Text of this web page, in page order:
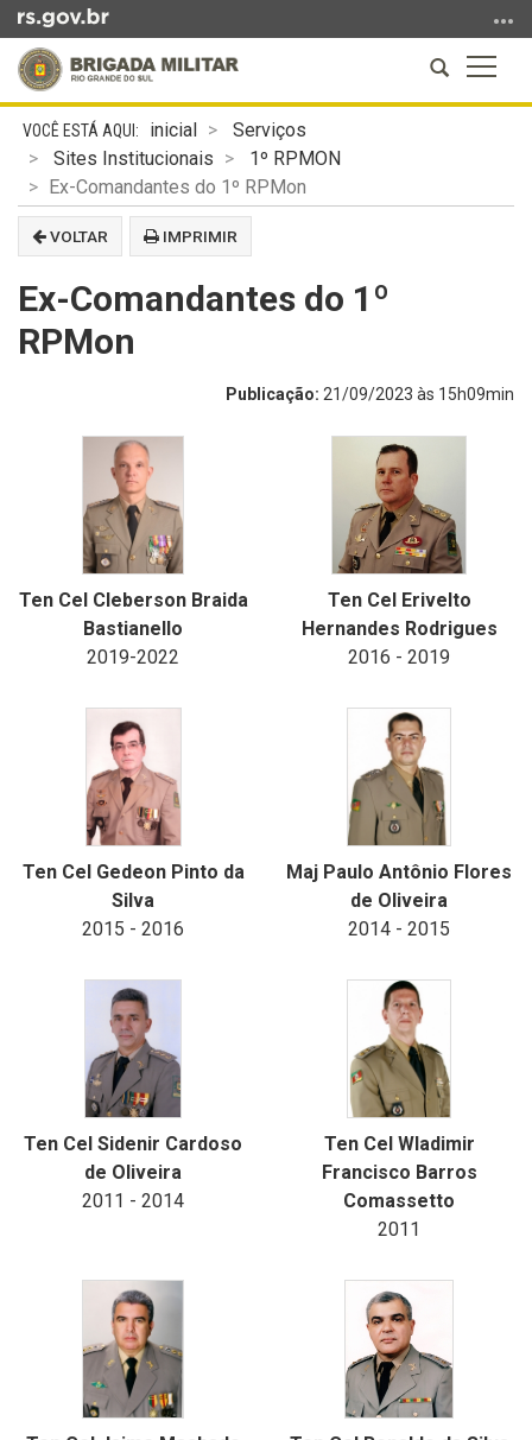
para
conteúdo
para
menu
busca
a
Abrir
a
Início
conteúdo
inicial
Serviços
Sites Institucionais
1º RPMON
Ex-Comandantes do 1º RPMon
VOLTAR IMPRIMIR
Ex-Comandantes do 1º
RPMon
Publicação: 21/09/2023 às 15h09min
Ten Cel Cleberson Braida
Bastianello
2019-2022
Ten Cel Erivelto
Hernandes Rodrigues
2016 - 2019
Ten Cel Gedeon Pinto da
Silva
2015 - 2016
Maj Paulo Antônio Flores
de Oliveira
2014 - 2015
Ten Cel Sidenir Cardoso
de Oliveira
2011 - 2014
Ten Cel Wladimir
Francisco Barros
Comassetto
2011